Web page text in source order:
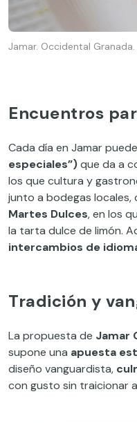
Jamar. Occidental Granada.
Encuentros
Cada día en Jamar
especiales”)que da a
los que cultura y
junto a bodegas locales,
Martes Dulces, en los
la tarta dulce de limón.
intercambios de
Tradición y
La propuesta de Jamar
supone una apuesta
diseño vanguardista,
con gusto sin traicionar